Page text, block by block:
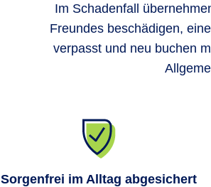
Im Schadenfall
Freundes beschädigen,
verpasst und neu buchen
Sorgenfrei im Alltag abgesichert